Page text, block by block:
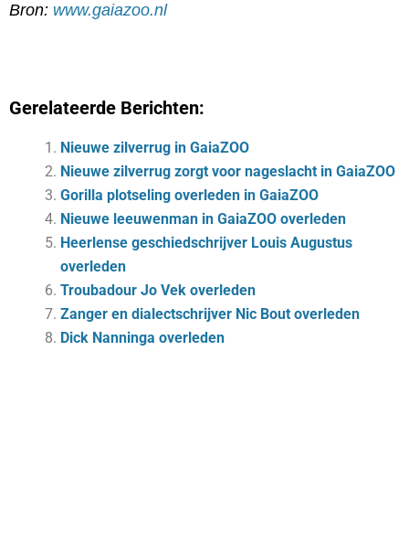
Bron: www.gaiazoo.nl
Gerelateerde Berichten:
Nieuwe zilverrug in GaiaZOO
Nieuwe zilverrug zorgt voor nageslacht in GaiaZOO
Gorilla plotseling overleden in GaiaZOO
Nieuwe leeuwenman in GaiaZOO overleden
Heerlense geschiedschrijver Louis Augustus
overleden
Troubadour Jo Vek overleden
Zanger en dialectschrijver Nic Bout overleden
Dick Nanninga overleden